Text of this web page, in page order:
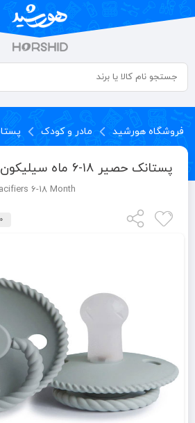
فروشگاه هورشید مادر و کودک
پستانک حصیر ۱۸-۶ ماه سیلیکون فریگ Frigg
6-18 Month
0 رأی